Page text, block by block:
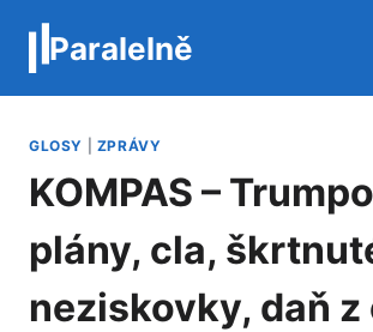
obsah
Paralelně
GLOSY ZPRÁVY
KOMPAS –
plány, cla,
neziskovky, daň